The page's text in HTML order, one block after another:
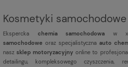
Kosmetyki samochodowe
Ekspercka chemia samochodowa w
samochodowe oraz specjalistyczna auto
naszsklep motoryzacyjny online to
detailingu, kompleksowego czyszczenia,